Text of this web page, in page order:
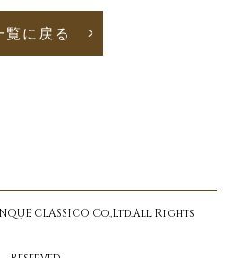
覧に戻る
CLASSICO Co.,Ltd.All Rights